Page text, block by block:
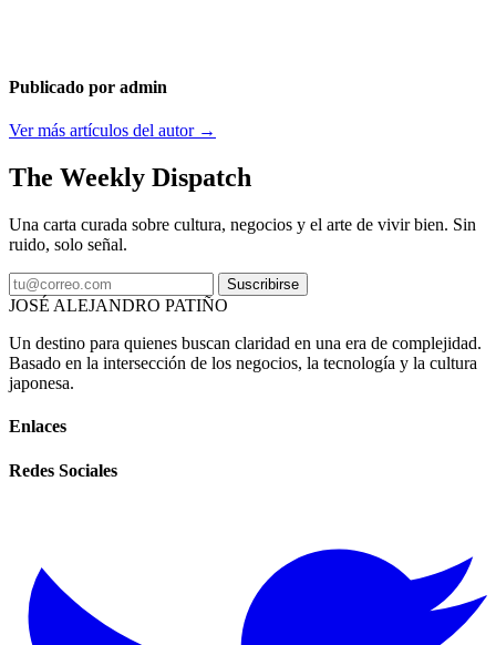
Publicado por admin
Ver más artículos del autor →
The Weekly Dispatch
Una carta curada sobre cultura, negocios y el arte de vivir bien. Sin
ruido, solo señal.
Suscribirse
JOSÉ ALEJANDRO PATIÑO
Un destino para quienes buscan claridad en una era de complejidad.
Basado en la intersección de los negocios, la tecnología y la cultura
japonesa.
Enlaces
Redes Sociales